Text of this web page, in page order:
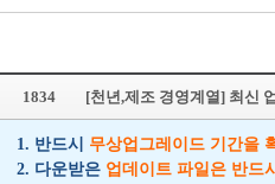
1834 [천년,제조 경영계열] 최신
1. 반드시 무상업그레이드 기간을
2. 다운받은 업데이트 파일은 반드